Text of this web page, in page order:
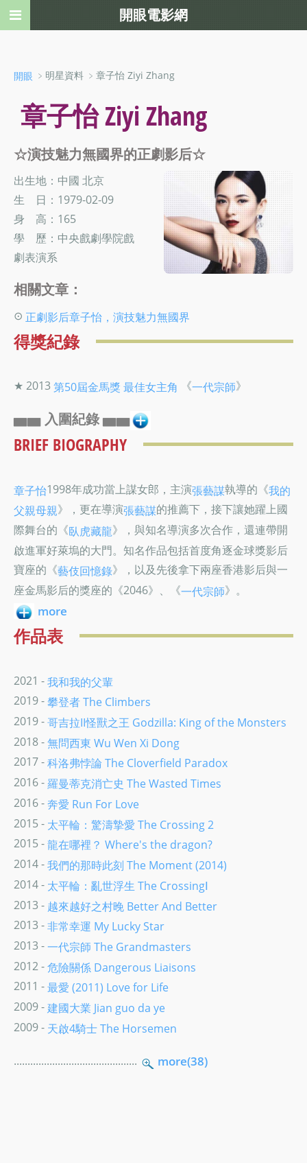
開眼 ﹥明星資料 ﹥章子怡 Ziyi Zhang
章子怡 Ziyi Zhang
☆演技魅力無國界的正劇影后☆
出生地：中國 北京
生 日：1979-02-09
身 高：165
學 歷：中央戲劇學院戲
劇表演系
相關文章：
⊙ 正劇影后章子怡，演技魅力無國界
得獎紀錄
★ 2013第50屆金馬獎最佳女主角 《一代宗師》
▅▅ 入圍紀錄 ▅▅
BRIEF BIOGRAPHY
章子怡1998年成功當上謀女郎，主演張藝謀執導的《我的
父親母親》，更在導演張藝謀的推薦下，接下讓她躍上國
際舞台的《臥虎藏龍》，與知名導演多次合作，還連帶開
啟進軍好萊塢的大門。知名作品包括首度角逐金球獎影后
寶座的《藝伎回憶錄》，以及先後拿下兩座香港影后與一
座金馬影后的獎座的《2046》、《一代宗師》。
more
作品表
2021 -我和我的父輩
2019 -攀登者 The Climbers
2019 -哥吉拉II怪獸之王 Godzilla: King of the Monsters
2018 -無問西東 Wu Wen Xi Dong
2017 -科洛弗悖論 The Cloverfield Paradox
2016 -羅曼蒂克消亡史 The Wasted Times
2016 -奔愛 Run For Love
2015 - 太平輪：驚濤摯愛 The Crossing 2
2015 -龍在哪裡？ Where's the dragon?
2014 -我們的那時此刻 The Moment (2014)
2014 - 太平輪：亂世浮生 The CrossingⅠ
2013 - 越來越好之村晚 Better And Better
2013 -非常幸運 My Lucky Star
2013 -一代宗師 The Grandmasters
2012 -危險關係 Dangerous Liaisons
2011 -最愛 (2011) Love for Life
2009 -建國大業 Jian guo da ye
2009 - 天啟4騎士 The Horsemen
............................................. more(38)
開眼電影網